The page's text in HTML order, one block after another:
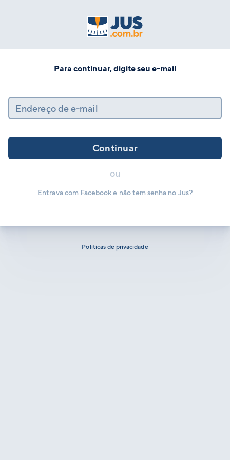
Para continuar, digite seu e-mail
Endereço de e-mail
Continuar
ou
Entrava com Facebook e não tem senha no Jus?
Políticas de privacidade